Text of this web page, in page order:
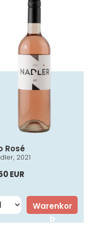
Rosé
2021
EUR
Warenkor
b